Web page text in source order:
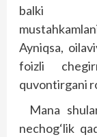
balki
Ayniqsa,
foizli
quvontirgani
Mana
nechog‘lik